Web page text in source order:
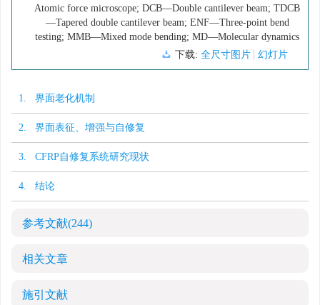
Atomic force microscope; DCB—Double cantilever beam; TDCB
—Tapered double cantilever beam; ENF—Three-point bend
testing; MMB—Mixed mode bending; MD—Molecular dynamics
下载: 全尺寸图片 幻灯片
1. 界面老化机制
2. 界面表征、增强与自修复
3. CFRP自修复系统研究现状
4. 结论
参考文献(244)
相关文章
施引文献